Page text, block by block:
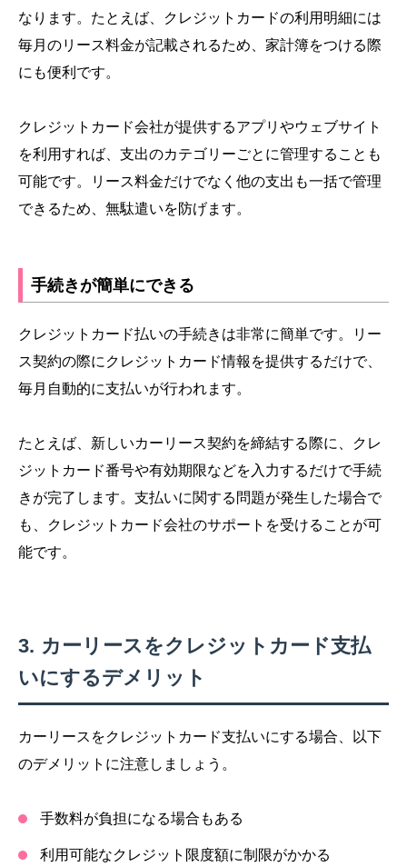
なります。たとえば、クレジットカードの利用明細には
毎月のリース料金が記載されるため、家計簿をつける際
にも便利です。
クレジットカード会社が提供するアプリやウェブサイト
を利用すれば、支出のカテゴリーごとに管理することも
可能です。リース料金だけでなく他の支出も一括で管理
できるため、無駄遣いを防げます。
手続きが簡単にできる
クレジットカード払いの手続きは非常に簡単です。リー
ス契約の際にクレジットカード情報を提供するだけで、
毎月自動的に支払いが行われます。
たとえば、新しいカーリース契約を締結する際に、クレ
ジットカード番号や有効期限などを入力するだけで手続
きが完了します。支払いに関する問題が発生した場合で
も、クレジットカード会社のサポートを受けることが可
能です。
カーリースをクレジットカード支払
いにするデメリット
カーリースをクレジットカード支払いにする場合、以下
のデメリットに注意しましょう。
手数料が負担になる場合もある
利用可能なクレジット限度額に制限がかかる